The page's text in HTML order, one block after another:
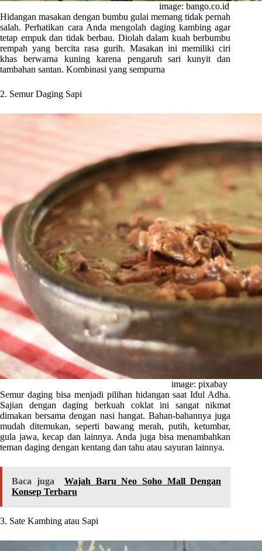
image: bango.co.id
Hidangan masakan dengan bumbu gulai memang tidak pernah
salah. Perhatikan cara Anda mengolah daging kambing agar
tetap empuk dan tidak berbau. Diolah dalam kuah berbumbu
rempah yang bercita rasa gurih. Masakan ini memiliki ciri
khas berwarna kuning karena pengaruh sari kunyit dan
tambahan santan. Kombinasi yang sempurna
2. Semur Daging Sapi
image: pixabay
Semur daging bisa menjadi pilihan hidangan saat Idul Adha.
Sajian dengan daging berkuah coklat ini sangat nikmat
dimakan bersama dengan nasi hangat. Bahan-bahannya juga
mudah ditemukan, seperti bawang merah, putih, ketumbar,
gula jawa, kecap dan lainnya. Anda juga bisa menambahkan
teman daging dengan kentang dan tahu atau sayuran lainnya.
Baca juga
Wajah Baru Neo Soho Mall Dengan
Konsep Terbaru
3. Sate Kambing atau Sapi